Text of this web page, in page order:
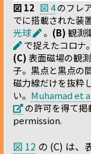
図 12 図 4のフレ
でに搭載された装
光球
。 (B) 観測
で捉えたコロナ
(C)表面磁場の観
子。黒点と黒点の
磁力線だけを抜粋
い。 Muhamad et
の許可を得て
permission.
図 12 の (C) は、